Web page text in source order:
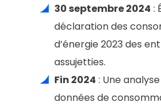
30 septembre 2024 :
déclaration des
d’énergie 2023 des
assujetties.
Fin 2024 : Une
données de